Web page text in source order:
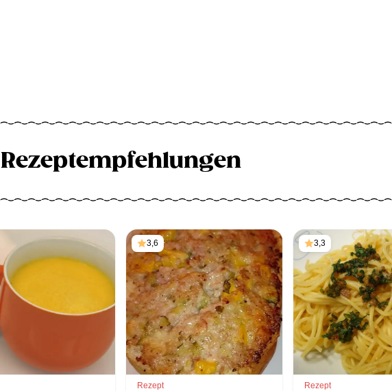
Rezeptempfehlungen
3,6
Rezept
3,3
Rezept